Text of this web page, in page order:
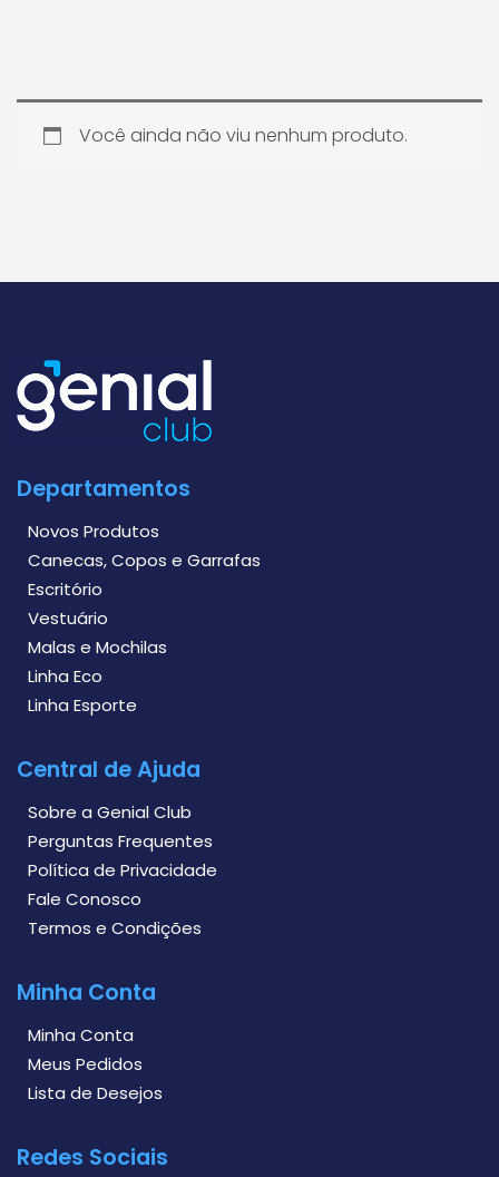
Você ainda não viu nenhum produto.
Departamentos
Novos Produtos
Canecas, Copos e Garrafas
Escritório
Vestuário
Malas e Mochilas
Linha Eco
Linha Esporte
Central de Ajuda
Sobre a Genial Club
Perguntas Frequentes
Política de Privacidade
Fale Conosco
Termos e Condições
Minha Conta
Minha Conta
Meus Pedidos
Lista de Desejos
Redes Sociais